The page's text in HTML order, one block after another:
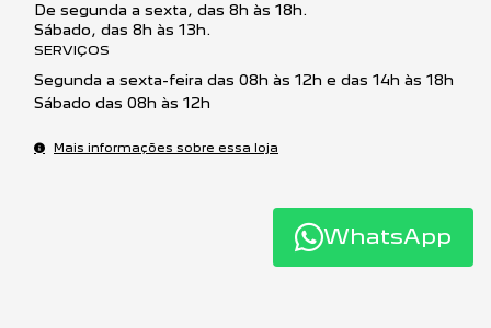
De segunda a sexta, das 8h às 18h.
Sábado, das 8h às 13h.
SERVIÇOS
Segunda a sexta-feira das 08h às 12h e das 14h às 18h
Sábado das 08h às 12h
Mais informações sobre essa loja
WhatsApp